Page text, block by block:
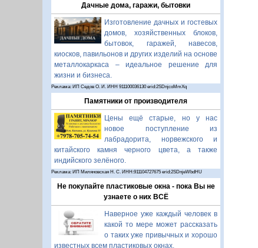
Дачные дома, гаражи, бытовки
Изготовление дачных и гостевых
домов, хозяйственных блоков,
бытовок, гаражей, навесов,
киосков, павильонов и других изделий на основе
металлокаркаса – идеальное решение для
жизни и бизнеса.
Реклама: ИП Седов О. И. ИНН 911100036130 erid:2SDnjcoMmXq
Памятники от производителя
Цены ещё старые, но у нас
новое поступление из
лабрадорита, норвежского и
китайского камня черного цвета, а также
индийского зелёного.
Реклама: ИП Миляновская Н. С. ИНН:911104727675 erid:2SDnjeWbdHU
Не покупайте пластиковые окна - пока Вы не
узнаете о них ВСЁ
Наверное уже каждый человек в
какой то мере может рассказать
о таких уже привычных и хорошо
известных всем пластиковых окнах.